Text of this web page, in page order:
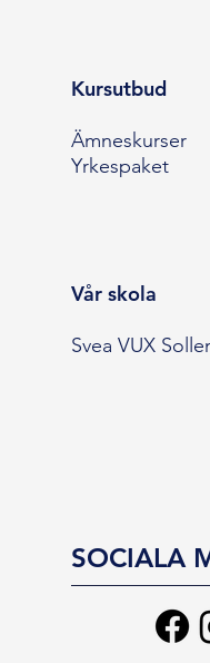
Kursutbud
Ämneskurser
Yrkespaket
Vår skola
Svea VUX
SOCIALA